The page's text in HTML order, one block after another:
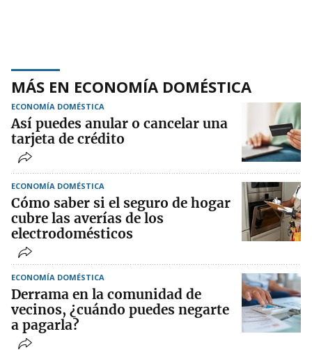
MÁS EN ECONOMÍA DOMÉSTICA
ECONOMÍA DOMÉSTICA
Así puedes anular o cancelar una
tarjeta de crédito
ECONOMÍA DOMÉSTICA
Cómo saber si el seguro de hogar
cubre las averías de los
electrodomésticos
ECONOMÍA DOMÉSTICA
Derrama en la comunidad de
vecinos, ¿cuándo puedes negarte
a pagarla?